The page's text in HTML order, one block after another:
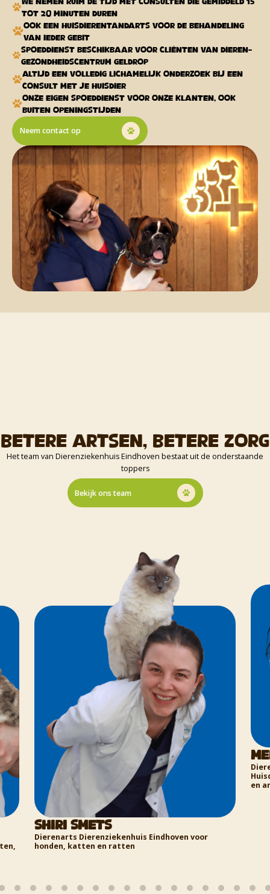
tot 20 minuten duren
Ook een Huisdierentandarts voor de behandeling
van ieder gebit
Spoeddienst beschikbaar voor cliënten van Dieren-
gezondheidscentrum Geldrop
Altijd een volledig lichamelijk onderzoek bij een
consult met je huisdier
Onze eigen spoeddienst voor onze klanten, ook
buiten openingstijden
Neem contact op
Betere artsen, betere zorg
Het team van Dierenziekenhuis Eindhoven bestaat uit de onderstaande
toppers
Bekijk ons team
Meryl Foreman
Dierenarts Dierenziekenhuis Eindhoven en
Huisdierentandarts voor honden, katten,
en amfibieën